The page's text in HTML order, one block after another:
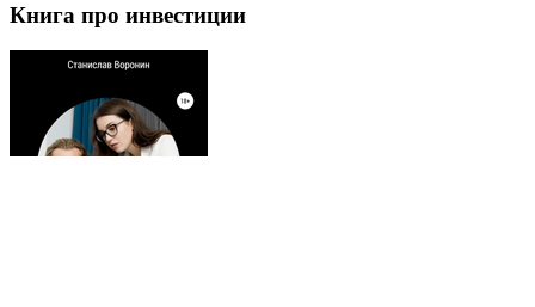
Книга про инвестиции